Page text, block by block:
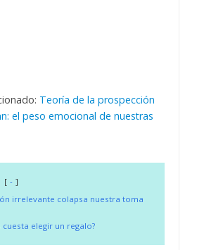
Teoría de la prospección
el peso emocional de nuestras
-
irrelevante colapsa nuestra toma
cuesta elegir un regalo?